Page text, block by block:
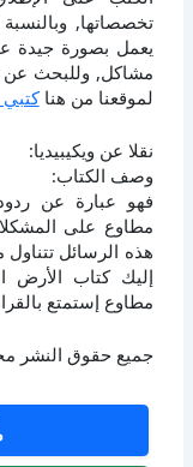
يعمل بصورة جيدة
مشاكل, وللبحث عن
لموقعنا من هنا
نقلا عن ويكيبيديا:
وصف الكتاب:
فهو عبارة عن
مطاوع على
هذه الرسائل
مطاوع إستمتع
جميع حقوق النشر